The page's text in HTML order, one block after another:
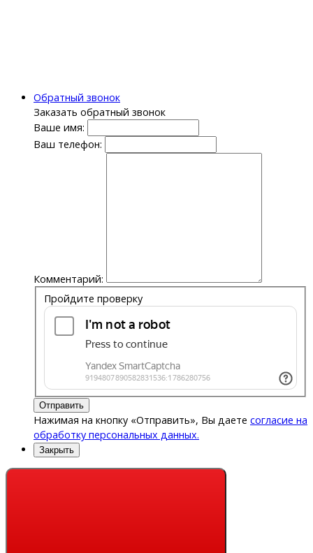
Обратный звонок
Заказать обратный звонок
Ваше имя:
Ваш телефон:
Комментарий:
Пройдите проверку
Отправить
Нажимая на кнопку «Отправить», Вы даете согласие на
обработку персональных данных.
Закрыть